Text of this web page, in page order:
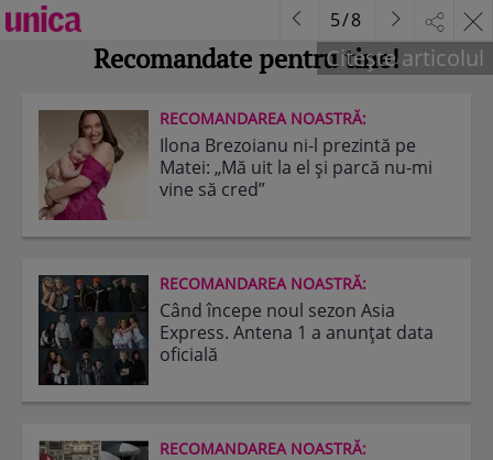
Recomandate pentru tine!
RECOMANDAREA NOASTRĂ:
Ilona Brezoianu ni-l prezintă pe
Matei: „Mă uit la el și parcă nu-mi
vine să cred”
RECOMANDAREA NOASTRĂ:
Când începe noul sezon Asia
Express. Antena 1 a anunțat data
oficială
RECOMANDAREA NOASTRĂ:
Citește articolul
5/8